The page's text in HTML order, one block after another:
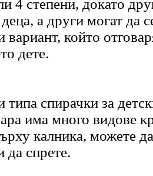
4 степени, докато
а други могат да
вариант, който
дете.
спирачки за
има много видове
калника, можете
да спрете.